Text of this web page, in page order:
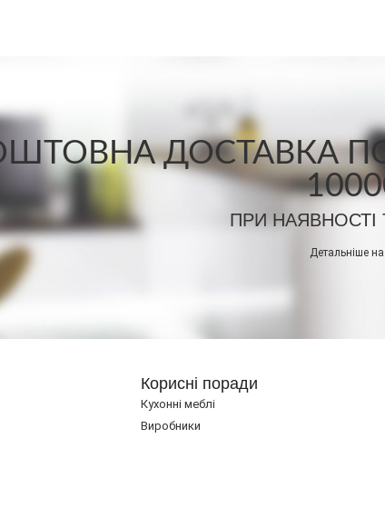
ДОСТАВКА
ПРИ НАЯВНОСТІ
Детальніше на
Корисні поради
Кухонні меблі
Виробники